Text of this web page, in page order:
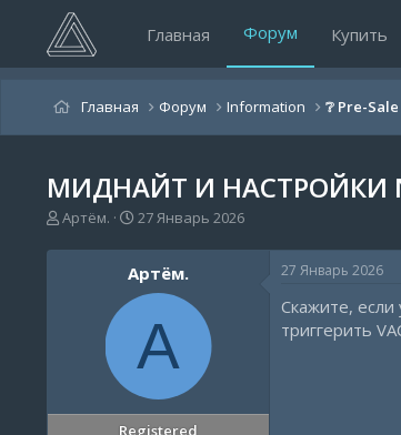
Главная Форум Купить
Главная Форум Information ❔ Pre-
МИДНАЙТ И НАСТРОЙКИ
А
т
Артём.
Д
т
а
н
а
а
27 Январь 2026
Артём.
А
Registered
27 Январь 2026
Скажите,
триггерить